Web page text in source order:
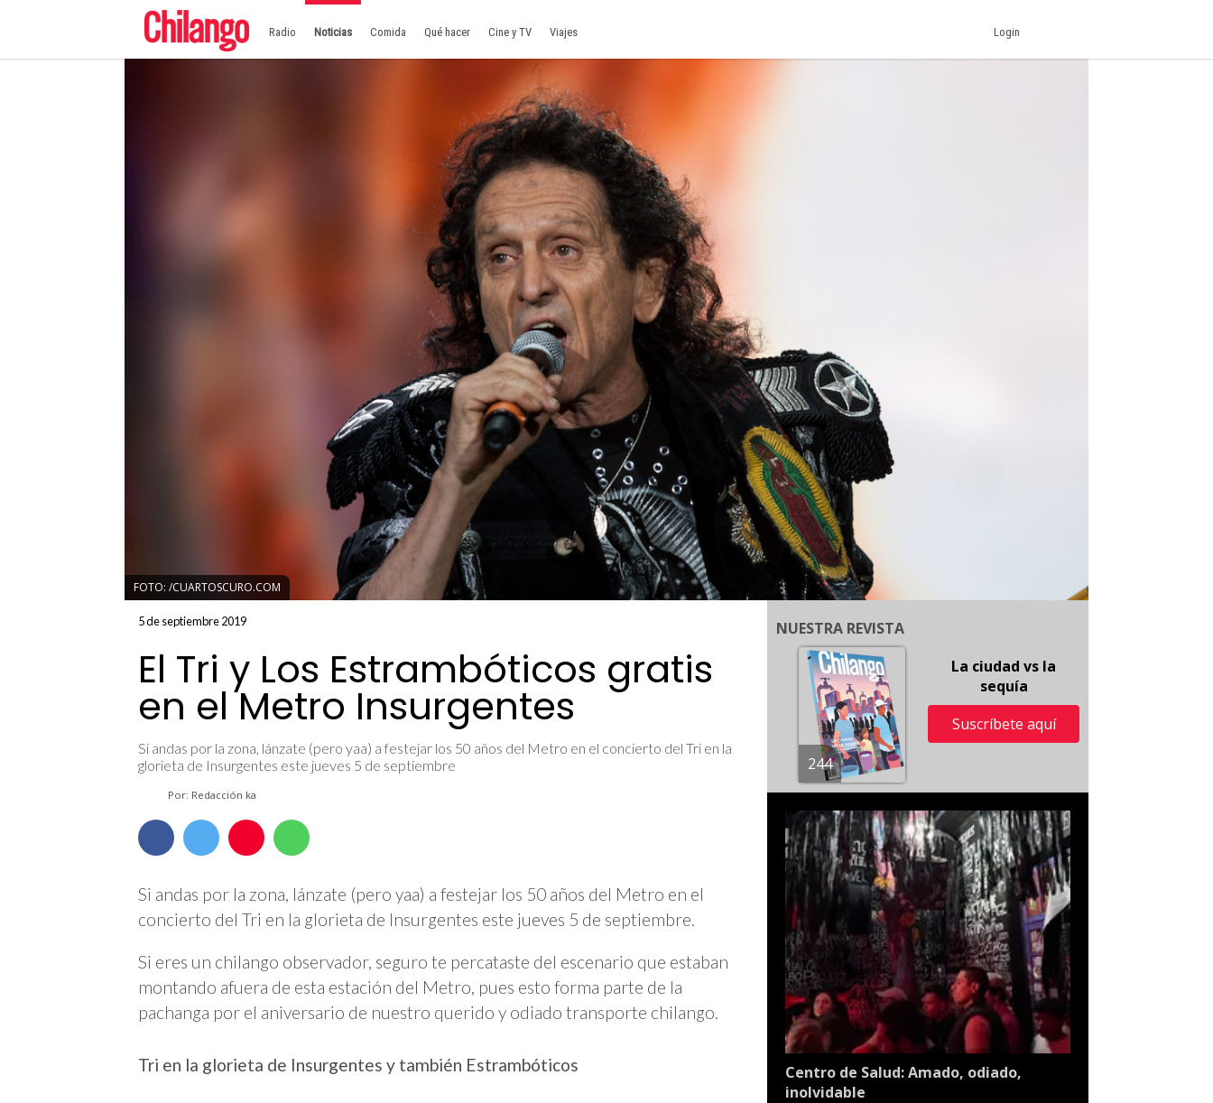
Radio Noticias Comida Qué hacer Cine y TV Viajes Login
FOTO: /CUARTOSCURO.COM
5 de septiembre 2019
El Tri y Los Estrambóticos gratis
en el Metro Insurgentes
Si andas por la zona, lánzate (pero yaa) a festejar los 50 años del Metro en el concierto del Tri en la
glorieta de Insurgentes este jueves 5 de septiembre
Por: Redacción ka
Si andas por la zona, lánzate (pero yaa) a festejar los 50 años del Metro en el
concierto del Tri en la glorieta de Insurgentes este jueves 5 de septiembre.
Si eres un chilango observador, seguro te percataste del escenario que estaban
montando afuera de esta estación del Metro, pues esto forma parte de la
pachanga por el aniversario de nuestro querido y odiado transporte chilango.
Tri en la glorieta de Insurgentes y también Estrambóticos
NUESTRA REVISTA
244
La ciudad vs la
sequía
Suscríbete aquí
Centro de Salud: Amado, odiado,
inolvidable